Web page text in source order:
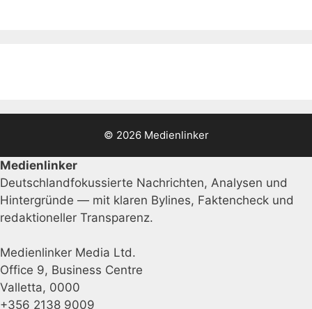
© 2026 Medienlinker
Medienlinker
Deutschlandfokussierte Nachrichten, Analysen und
Hintergründe — mit klaren Bylines, Faktencheck und
redaktioneller Transparenz.
Medienlinker Media Ltd.
Office 9, Business Centre
Valletta, 0000
+356 2138 9009